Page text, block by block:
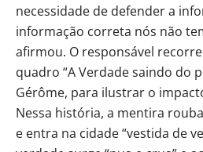
necessidade de defender a
informação correta nós não
afirmou. O responsável
quadro “A Verdade saindo do
Gérôme, para ilustrar o
Nessa história, a mentira
e entra na cidade “vestida de